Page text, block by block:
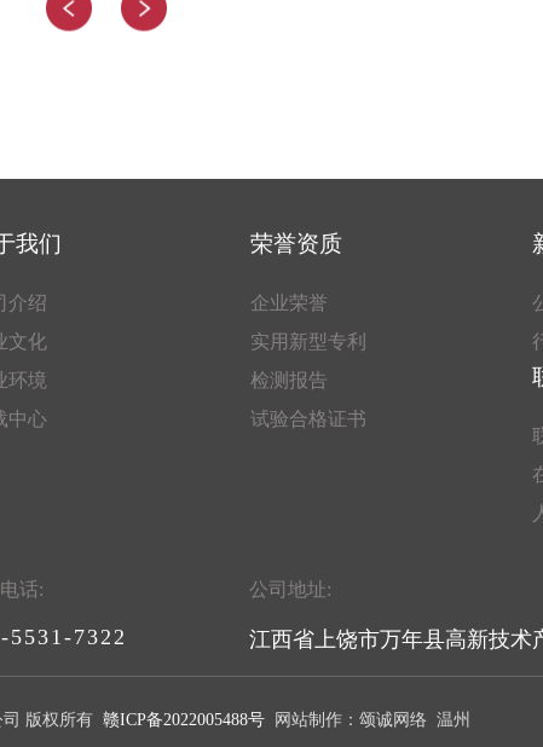
我们
介绍
文化
环境
中心
荣誉资质
企业荣誉
实用新型专利
检测报告
试验合格证书
话:
5531-7322
公司地址:
江西省上饶市万年县高新技术
版权所有 赣ICP备2022005488号 网站制作：颂诚网络 温州